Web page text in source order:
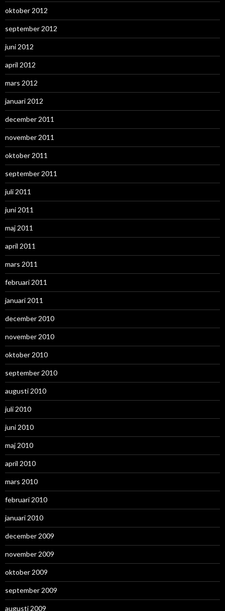
oktober 2012
september 2012
juni 2012
april 2012
mars 2012
januari 2012
december 2011
november 2011
oktober 2011
september 2011
juli 2011
juni 2011
maj 2011
april 2011
mars 2011
februari 2011
januari 2011
december 2010
november 2010
oktober 2010
september 2010
augusti 2010
juli 2010
juni 2010
maj 2010
april 2010
mars 2010
februari 2010
januari 2010
december 2009
november 2009
oktober 2009
september 2009
augusti 2009